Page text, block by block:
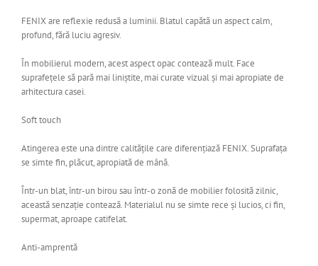
FENIX are reflexie redusă a luminii. Blatul capătă un aspect calm,
profund, fără luciu agresiv.
În mobilierul modern, acest aspect opac contează mult. Face
suprafețele să pară mai liniștite, mai curate vizual și mai apropiate de
arhitectura casei.
Soft touch
Atingerea este una dintre calitățile care diferențiază FENIX. Suprafața
se simte fin, plăcut, apropiată de mână.
Într-un blat, într-un birou sau într-o zonă de mobilier folosită zilnic,
această senzație contează. Materialul nu se simte rece și lucios, ci fin,
supermat, aproape catifelat.
Anti-amprentă